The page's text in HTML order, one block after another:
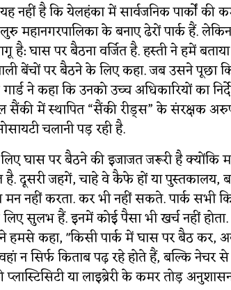
नहीं है कि येलहंका में सार्वजनिक पार्कों की
महानगरपालिका के बनाए ढेरों पार्क हैं.
है: घास पर बैठना वर्जित है. हस्ती ने हमें
बेंचों पर बैठने के लिए कहा. जब उसने पूछा
गार्ड ने कहा कि उनको उच्च अधिकारियों का
सैंकी में स्थापित “सैंकी रीड्स” के संरक्षक
चलानी पड़ रही है.
घास पर बैठने की इजाजत जरूरी है क्योंकि
है. दूसरी जहगें, चाहे वे कैफे हों या पुस्तकालय,
नहीं करता. कर भी नहीं सकते. पार्क सभी
सुलभ हैं. इनमें कोई पैसा भी खर्च नहीं
हमसे कहा, "किसी पार्क में घास पर बैठ
न सिर्फ किताब पढ़ रहे होते हैं, बल्कि नेचर
या लाइब्रेरी के कमर तोड़